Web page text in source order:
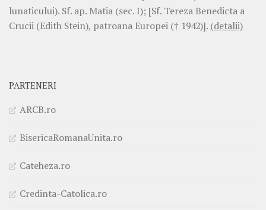
lunaticului). Sf. ap. Matia (sec. I); [Sf. Tereza Benedicta a
Crucii (Edith Stein), patroana Europei († 1942)]. (detalii)
PARTENERI
ARCB.ro
BisericaRomanaUnita.ro
Cateheza.ro
Credinta-Catolica.ro